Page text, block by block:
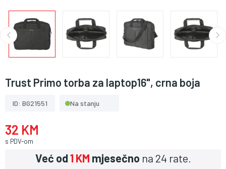
Trust Primo torba za laptop16", crna boja
ID: BG21551 Na stanju
32 KM
s PDV-om
Već od1 KM mjesečno na 24 rate.